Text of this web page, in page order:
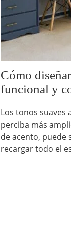
Cómo
funcional y
Los tonos suaves
perciba más
de acento, puede
recargar todo el